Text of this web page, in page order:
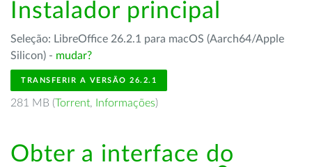
Instalador principal
Seleção: LibreOffice 26.2.1 para macOS (Aarch64/Apple
Silicon) - mudar?
TRANSFERIR A VERSÃO 26.2.1
281 MB (Torrent, Informações)
Obter a interface do